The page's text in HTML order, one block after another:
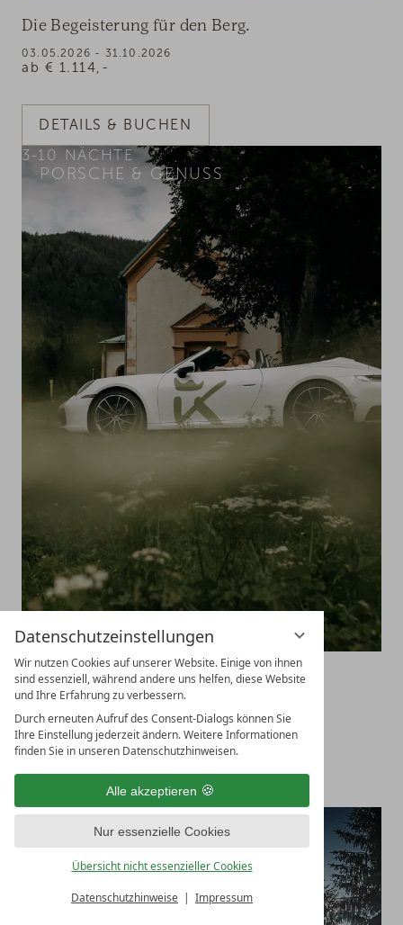
Datenschutzeinstellungen
Wir nutzen Cookies auf unserer Website. Einige von ihnen
sind essenziell, während andere uns helfen, diese Website
und Ihre Erfahrung zu verbessern.
Durch erneuten Aufruf des Consent-Dialogs können Sie
Ihre Einstellung jederzeit ändern. Weitere Informationen
finden Sie in unseren Datenschutzhinweisen.
Alle akzeptieren
Nur essenzielle Cookies
Übersicht nicht essenzieller Cookies
Datenschutzhinweise Impressum
Die Begeisterung für den Berg.
ab € 1.114,-
03.05.2026 - 31.10.2026
DETAILS & BUCHEN
PORSCHE & GENUSS
3-10 NÄCHTE
Wo Fahrfreude auf Lebensluxus trifft.
ab€ 812,-
01.05.2026 - 31.10.2026
DETAILS & BUCHEN
HOLE IN ONE
5-10NÄCHTE